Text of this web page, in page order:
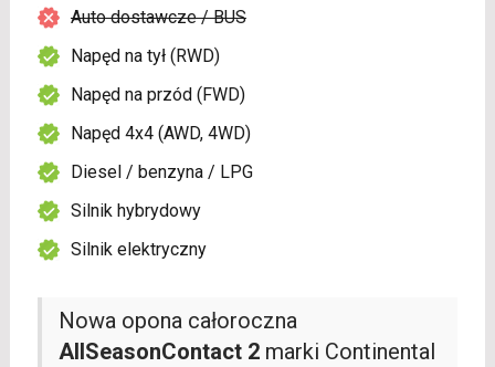
Nowa opona całoroczna
AllSeasonContact 2marki Continental
Auto dostawcze / BUS
Napęd na tył (RWD)
Napęd na przód (FWD)
Napęd 4x4 (AWD, 4WD)
Diesel / benzyna / LPG
Silnik hybrydowy
Silnik elektryczny